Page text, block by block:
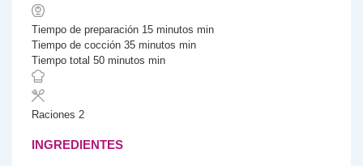
Tiempo de preparación 15minutos min
Tiempo de cocción 35minutos min
Tiempo total 50minutos min
Raciones 2
INGREDIENTES